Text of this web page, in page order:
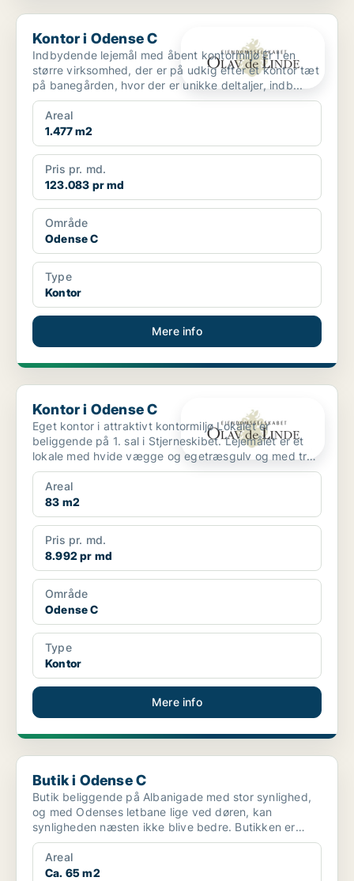
Kontor i Odense C
Kontor i Odense C
Indbydende lejemål med åbent kontormiljø Er I en
større virksomhed, der er på udkig efter et kontor tæt
på banegården, hvor der er unikke deltaljer, indb...
Areal
1.477 m2
Pris pr. md.
123.083 pr md
Område
Odense C
Type
Kontor
Mere info
Kontor i Odense C
Kontor i Odense C
Eget kontor i attraktivt kontormiljø Lokalet er
beliggende på 1. sal i Stjerneskibet. Lejemålet er et
lokale med hvide vægge og egetræsgulv og med tre
vin...
Areal
83 m2
Pris pr. md.
8.992 pr md
Område
Odense C
Type
Kontor
Mere info
Butik i Odense C
Butik i Odense C
Butik beliggende på Albanigade med stor synlighed,
og med Odenses letbane lige ved døren, kan
synligheden næsten ikke blive bedre. Butikken er
godt indret...
Areal
Ca. 65 m2